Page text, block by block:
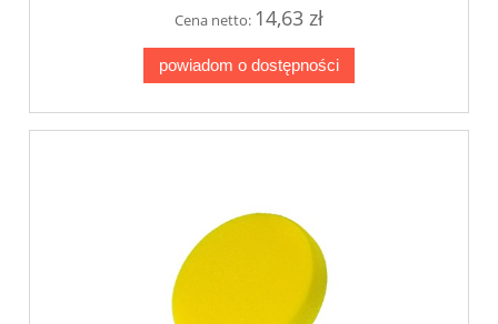
Cena netto: 14,63 zł
powiadom o dostępności